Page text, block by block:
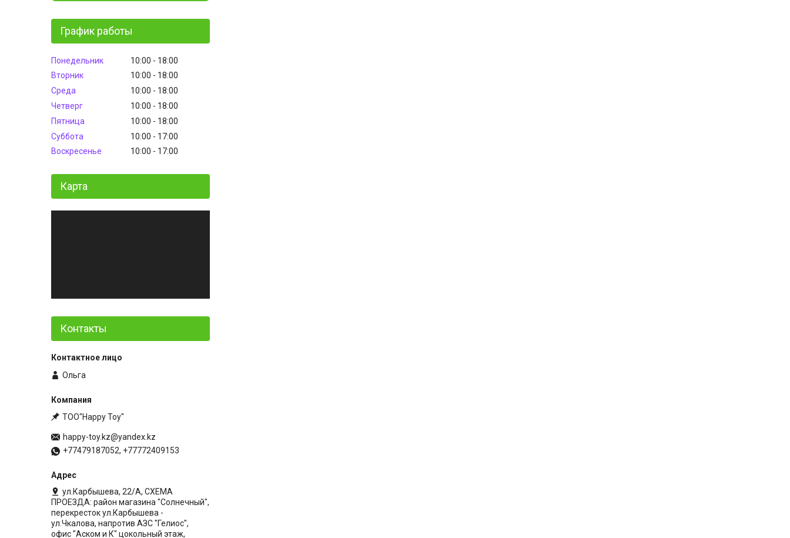
График работы
Понедельник 10:00
18:00
Вторник
10:00
18:00
Среда
10:00
18:00
Четверг
10:00
18:00
Пятница
10:00
18:00
Суббота
10:00
17:00
Воскресенье
10:00 17:00
Карта
Контакты
Ольга
ТОО"Happy Toy"
happy-toy.kz@yandex.kz
+77479187052, +77772409153
ул.Карбышева, 22/А, СХЕМА
ПРОЕЗДА: район магазина "Солнечный",
перекресток ул.Карбышева -
ул.Чкалова, напротив АЗС "Гелиос",
офис "Аском и К" цокольный этаж,